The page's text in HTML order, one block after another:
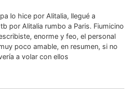
lo hice por Alitalia, llegué a
por Alitalia rumbo a Paris. Fiumicino
enorme y feo, el personal
poco amable, en resumen, si no
a volar con ellos